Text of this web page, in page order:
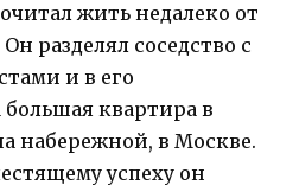
жить недалеко от
разделял соседство с
и в его
квартира в
набережной, в Москве.
успеху он